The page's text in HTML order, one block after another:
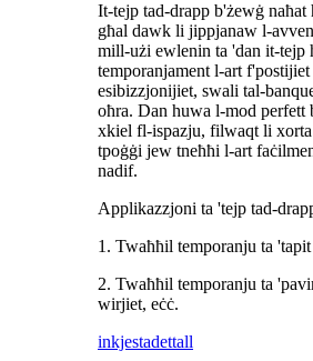
It-tejp tad-drapp b'żewġ naħat
għal dawk li jippjanaw l-
mill-użi ewlenin ta 'dan it-tejp
temporanjament l-art
esibizzjonijiet, swali tal-
oħra. Dan huwa l-mod perfett
xkiel fl-ispazju, filwaqt li xorta
tpoġġi jew tneħħi l-art
nadif.
Applikazzjoni ta 'tejp tad-
1. Twaħħil temporanju ta 'tapit
2. Twaħħil temporanju ta
wirjiet, eċċ.
inkjestadettall